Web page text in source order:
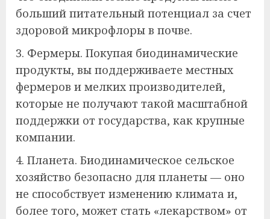
больший питательный потенциал за счет
здоровой микрофлоры в почве.
3. Фермеры. Покупая биодинамические
продукты, вы поддерживаете местных
фермеров и мелких производителей,
которые не получают такой масштабной
поддержки от государства, как крупные
компании.
4. Планета. Биодинамическое сельское
хозяйство безопасно для планеты — оно
не способствует изменению климата и,
более того, может стать «лекарством» от